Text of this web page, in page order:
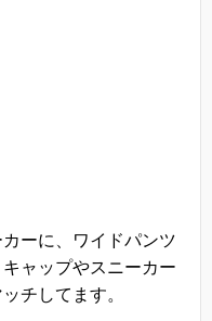
ーに、ワイドパンツ
ャップやスニーカー
チしてます。